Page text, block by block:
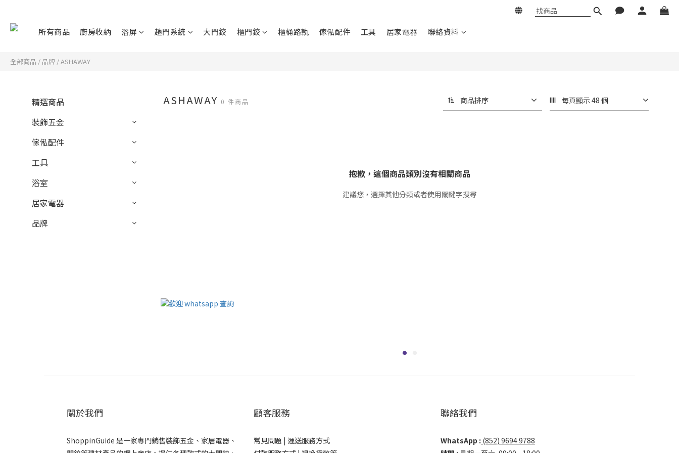
所有商品 廚房收納 浴屏 趟門系統 大門鉸 櫃門鉸 櫃桶路軌 傢俬配件 工具 居家電器 聯絡資料
全部商品 / 品牌 /ASHAWAY
精選商品
裝飾五金
傢俬配件
工具
浴室
居家電器
品牌
ASHAWAY 0 件商品 商品排序 每頁顯示 48 個
抱歉，這個商品類別沒有相關商品
建議您，選擇其他分類或者使用關鍵字搜尋
關於我們
ShoppinGuide 是一家專門銷售裝飾五金、家居電器、
顧客服務
常見問題 | 運送服務方式
聯絡我們
WhatsApp : (852) 9694 9788